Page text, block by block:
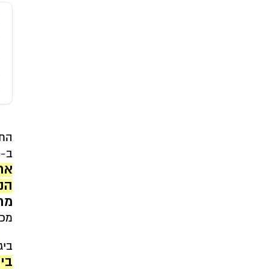
ב-Stanford School of Medicine, הוא